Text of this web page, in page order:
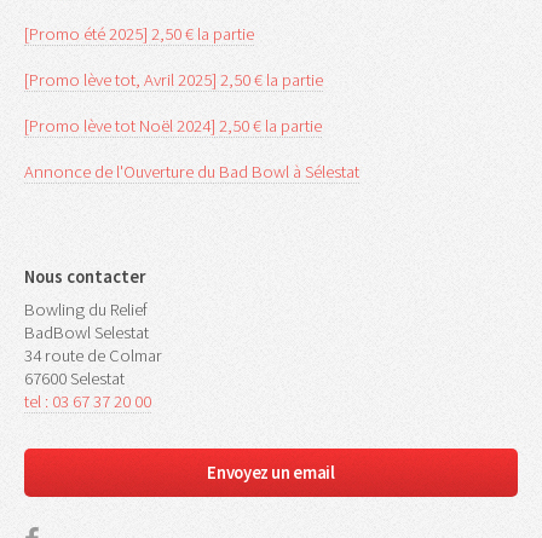
[Promo été 2025] 2,50 € la partie
[Promo lève tot, Avril 2025] 2,50 € la partie
[Promo lève tot Noël 2024] 2,50 € la partie
Annonce de l'Ouverture du Bad Bowl à Sélestat
Nous contacter
Bowling du Relief
BadBowl Selestat
34 route de Colmar
67600 Selestat
tel : 03 67 37 20 00
Envoyez un email